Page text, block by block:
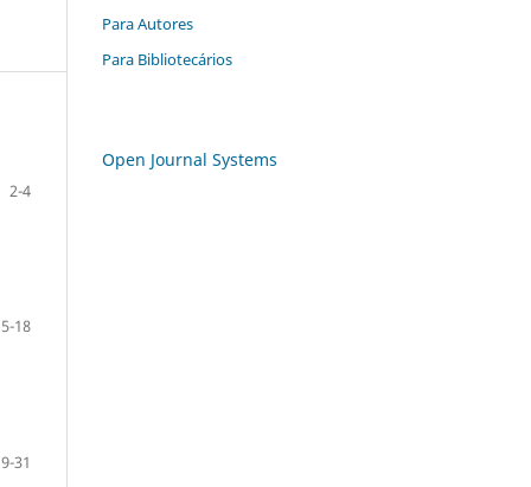
2-4
5-18
31
Para Autores
Para Bibliotecários
Open Journal Systems